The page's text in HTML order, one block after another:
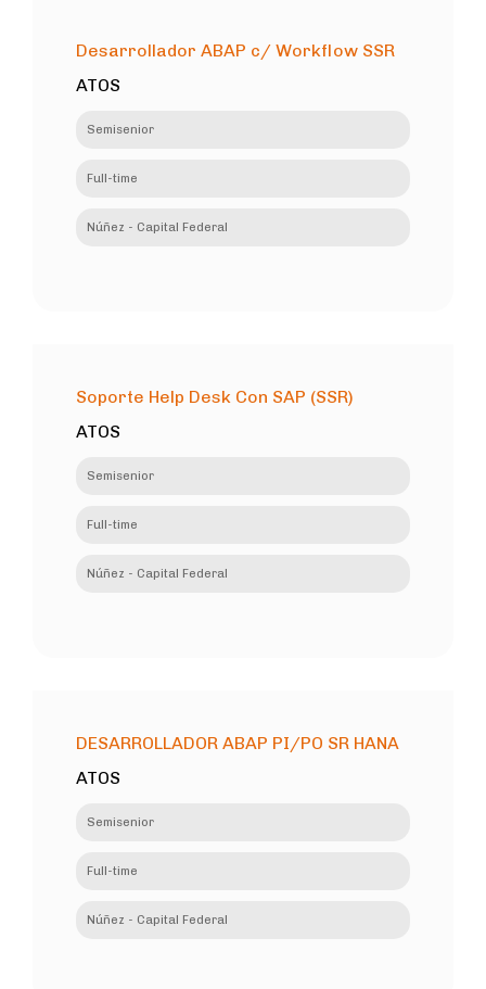
Desarrollador ABAP c/ Workflow SSR
ATOS
Semisenior
Full-time
Núñez - Capital Federal
Soporte Help Desk Con SAP (SSR)
ATOS
Semisenior
Full-time
Núñez - Capital Federal
DESARROLLADOR ABAP PI/PO SR HANA
ATOS
Semisenior
Full-time
Núñez - Capital Federal